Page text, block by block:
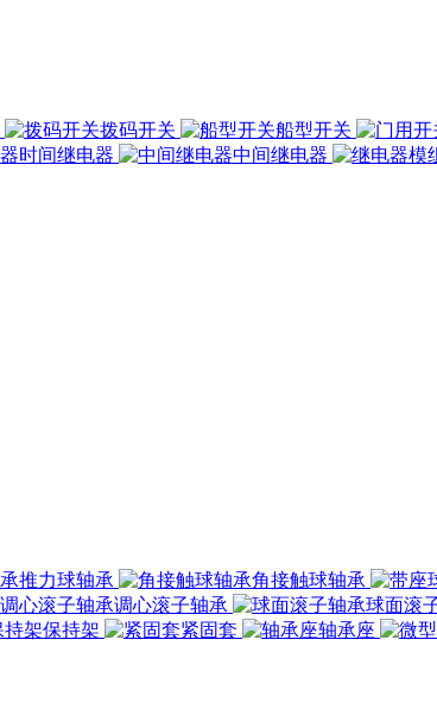
拨码开关 船型开关
时间继电器 中间继电器
推力球轴承 角接触球轴承
调心滚子轴承 球面滚
保持架 紧固套 轴承座